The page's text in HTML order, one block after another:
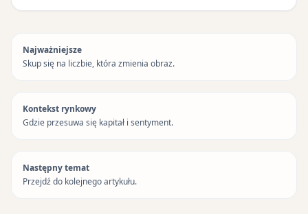
Najważniejsze
Skup się na liczbie, która zmienia obraz.
Kontekst rynkowy
Gdzie przesuwa się kapitał i sentyment.
Następny temat
Przejdź do kolejnego artykułu.